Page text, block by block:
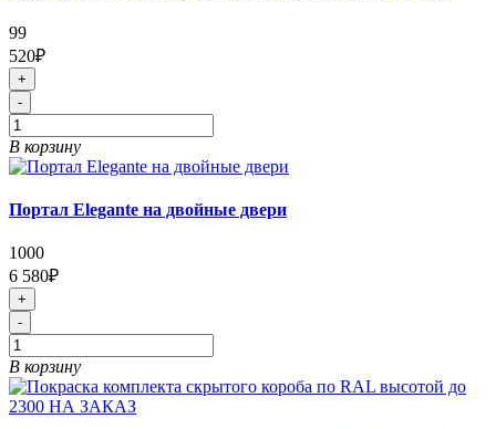
99
520₽
+
-
В корзину
Портал Elegante на двойные двери
1000
6 580₽
+
-
В корзину